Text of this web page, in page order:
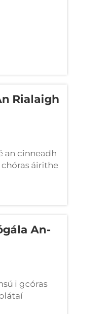
Rialaigh
an cinneadh
áirithe
ról
An-
i gcóras
a aithris.